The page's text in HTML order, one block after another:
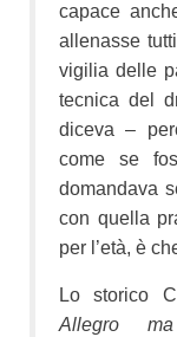
capace
allenasse
vigilia delle
tecnica del
diceva –
come se
domandava
con quella
per l’età, è
Lo storico
Allegro